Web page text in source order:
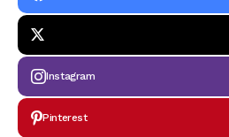
Instagram
Pinterest